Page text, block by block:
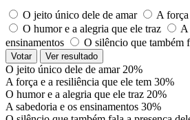
O jeito único dele de amar
A força
O humor e a alegria que ele traz
A
ensinamentos
O silêncio que também
Votar Ver resultado
O jeito único dele de amar 20%
A força e a resiliência que ele tem 30%
O humor e a alegria que ele traz 20%
A sabedoria e os ensinamentos 30%